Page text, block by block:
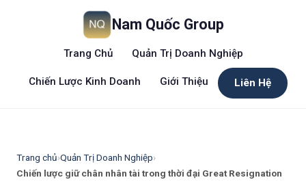
Nam Quốc Group
Trang Chủ Quản Trị Doanh Nghiệp
Chiến Lược Kinh Doanh Giới Thiệu Liên Hệ
Trang chủ›Quản Trị Doanh Nghiệp›
Chiến lược giữ chân nhân tài trong thời đại Great Resignation